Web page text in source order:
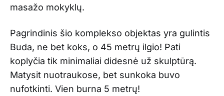
masažo mokyklų.
Pagrindinis šio komplekso objektas yra gulintis
Buda, ne bet koks, o 45 metrų ilgio! Pati
koplyčia tik minimaliai didesnė už skulptūrą.
Matysit nuotraukose, bet sunkoka buvo
nufotkinti. Vien burna 5 metrų!